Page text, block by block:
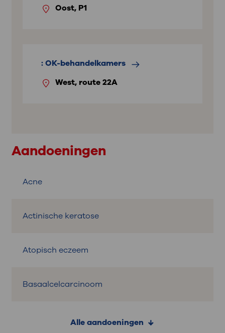
Oost, P1
: OK-behandelkamers
West, route 22A
Aandoeningen
Acne
Actinische keratose
Atopisch eczeem
Basaalcelcarcinoom
Alle aandoeningen